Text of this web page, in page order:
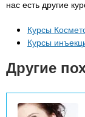
e
n
t
з
нас есть другие
Курсы
Курсы
Другие